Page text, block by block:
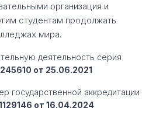
организация и
студентам продолжать
мира.
деятельность серия
от 25.06.2021
государственной аккредитации
от 16.04.2024